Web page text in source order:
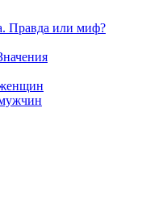
Правда или миф?